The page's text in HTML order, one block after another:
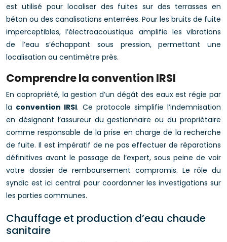
est utilisé pour localiser des fuites sur des terrasses en
béton ou des canalisations enterrées. Pour les bruits de fuite
imperceptibles, l’électroacoustique amplifie les vibrations
de l’eau s’échappant sous pression, permettant une
localisation au centimètre près.
Comprendre la convention IRSI
En copropriété, la gestion d’un dégât des eaux est régie par
la convention IRSI. Ce protocole simplifie l’indemnisation
en désignant l’assureur du gestionnaire ou du propriétaire
comme responsable de la prise en charge de la recherche
de fuite. Il est impératif de ne pas effectuer de réparations
définitives avant le passage de l’expert, sous peine de voir
votre dossier de remboursement compromis. Le rôle du
syndic est ici central pour coordonner les investigations sur
les parties communes.
Chauffage et production d’eau chaude
sanitaire